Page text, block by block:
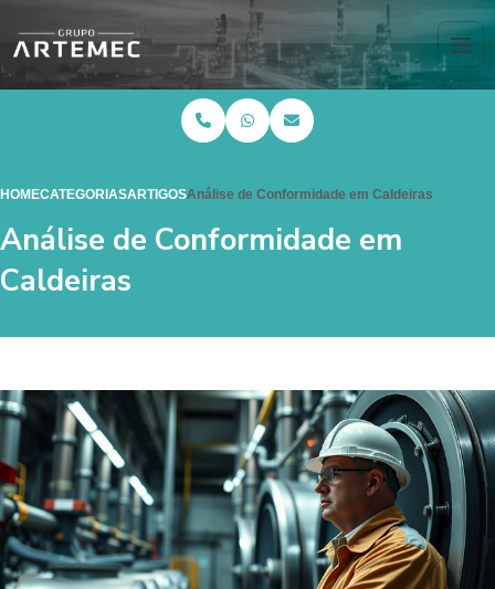
HOMECATEGORIASARTIGOSAnálise de Conformidade em Caldeiras
Análise de Conformidade em
Caldeiras